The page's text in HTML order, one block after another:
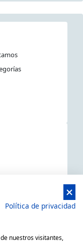
Política de privacidad
nuestros visitantes,